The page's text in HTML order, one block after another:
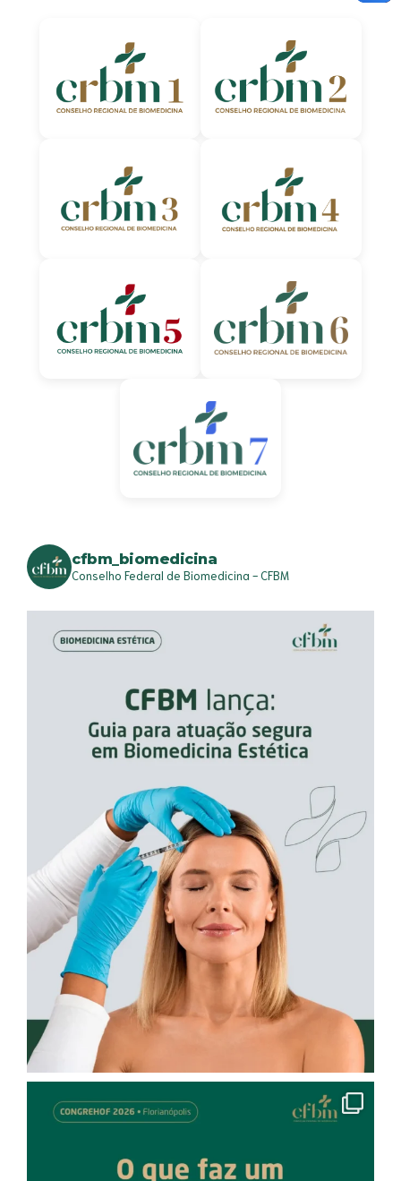
cfbm_biomedicina
Conselho Federal de Biomedicina - CFBM